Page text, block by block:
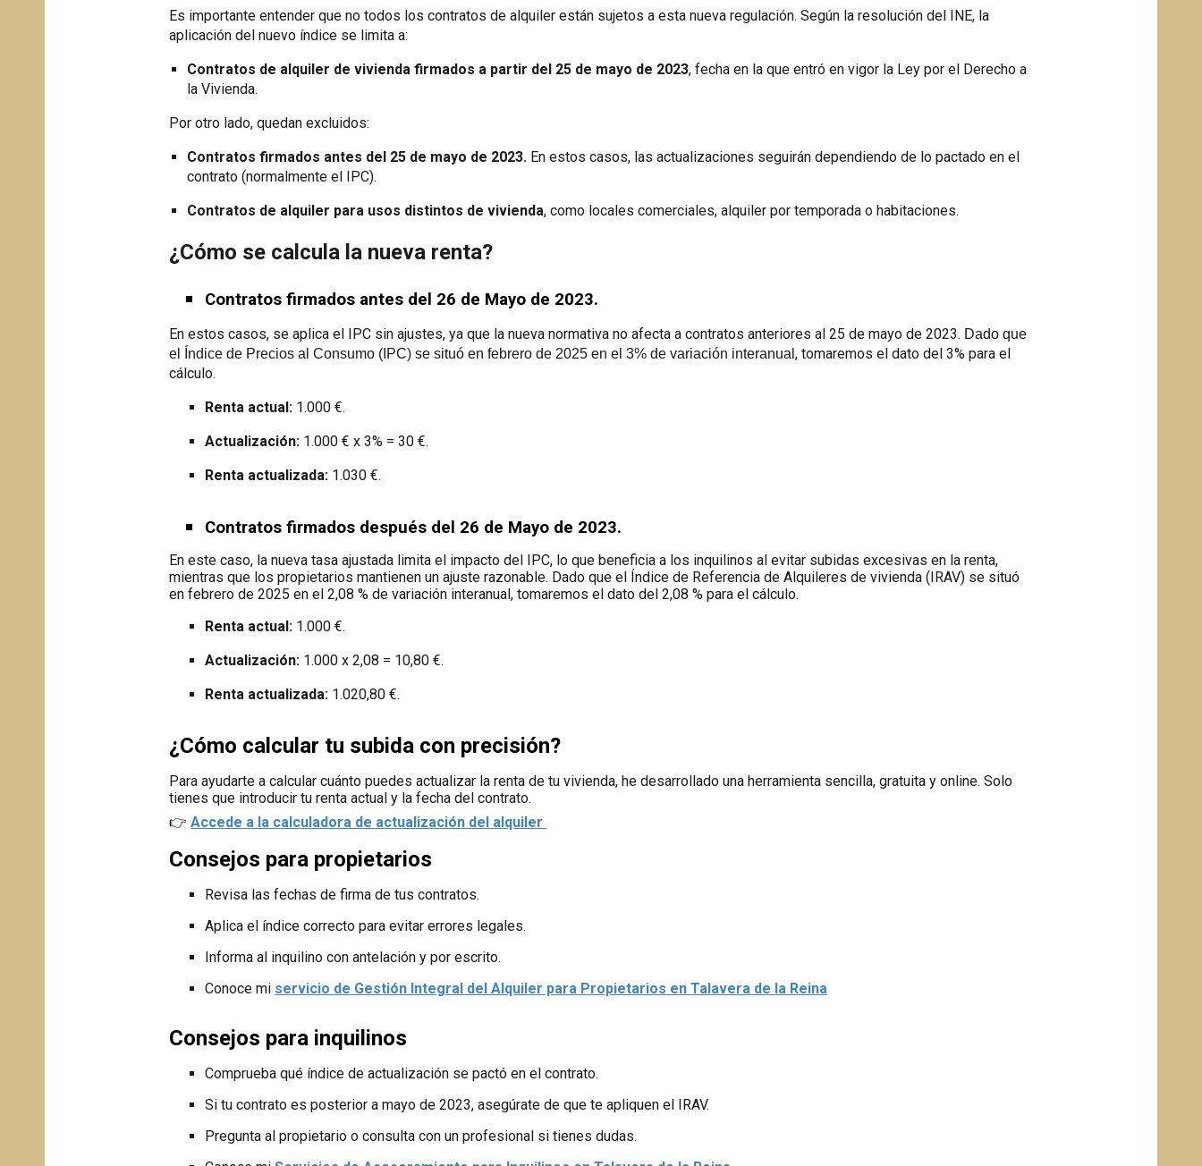
Es importante entender que no todos los contratos de alquiler están sujetos a esta nueva regulación. Según la resolución del INE, la
aplicación del nuevo índice se limita a:
Contratos de alquiler de vivienda firmados a partir del 25 de mayo de 2023, fecha en la que entró en vigor la Ley por el Derecho a
la Vivienda.
Por otro lado, quedan excluidos:
Contratos firmados antes del 25 de mayo de 2023. En estos casos, las actualizaciones seguirán dependiendo de lo pactado en el
contrato (normalmente el IPC).
Contratos de alquiler para usos distintos de vivienda, como locales comerciales, alquiler por temporada o habitaciones.
¿Cómo se calcula la nueva renta?
Contratos firmados antes del 26 de Mayo de 2023.
En estos casos, se aplica el IPC sin ajustes, ya que la nueva normativa no afecta a contratos anteriores al 25 de mayo de 2023. Dado que
e l Índice de Precios al Consumo (IPC) se situó en febrero de 2025 en el 3% de variación interanual, tomaremos el dato del 3% para el
cálculo.
Renta actual: 1.000 €.
Actualización: 1.000 € x 3% = 30 €.
Renta actualizada: 1.030 €.
Contratos firmados después del 26 de Mayo de 2023.
En este caso, la nueva tasa ajustada limita el impacto del IPC, lo que beneficia a los inquilinos al evitar subidas excesivas en la renta,
mientras que los propietarios mantienen un ajuste razonable. Dado que el Índice de Referencia de Alquileres de vivienda (IRAV) se situó
en febrero de 2025 en el 2,08 % de variación interanual, tomaremos el dato del 2,08 % para el cálculo.
Renta actual: 1.000 €.
Actualización: 1.000 x 2,08 = 10,80 €.
Renta actualizada: 1.020,80 €.
¿Cómo calcular tu subida con precisión?
Para ayudarte a calcular cuánto puedes actualizar la renta de tu vivienda, he desarrollado una herramienta sencilla, gratuita y online. Solo
tienes que introducir tu renta actual y la fecha del contrato.
👉Accede a la calculadora de actualización del alquiler
Consejos para propietarios
Revisa las fechas de firma de tus contratos.
Aplica el índice correcto para evitar errores legales.
Informa al inquilino con antelación y por escrito.
Conoce mi servicio de Gestión Integral del Alquiler para Propietarios en Talavera de la Reina
Consejos para inquilinos
Comprueba qué índice de actualización se pactó en el contrato.
Si tu contrato es posterior a mayo de 2023, asegúrate de que te apliquen el IRAV.
Pregunta al propietario o consulta con un profesional si tienes dudas.